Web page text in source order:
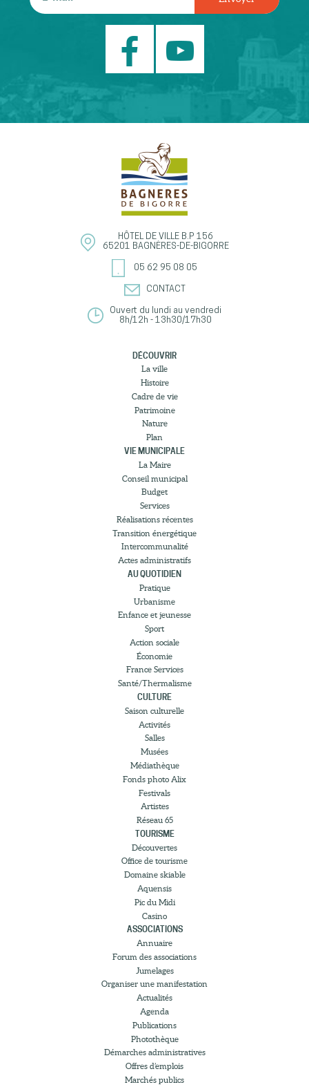
HÔTEL DE VILLE B.P 156
65201 BAGNÈRES-DE-BIGORRE
05 62 95 08 05
CONTACT
Ouvert du lundi au vendredi
8h/12h - 13h30/17h30
DÉCOUVRIR
La ville
Histoire
Cadre de vie
Patrimoine
Nature
Plan
VIE MUNICIPALE
La Maire
Conseil municipal
Budget
Services
Réalisations récentes
Transition énergétique
Intercommunalité
Actes administratifs
AU QUOTIDIEN
Pratique
Urbanisme
Enfance et jeunesse
Sport
Action sociale
Économie
France Services
Santé/Thermalisme
CULTURE
Saison culturelle
Activités
Salles
Musées
Médiathèque
Fonds photo Alix
Festivals
Artistes
Réseau 65
TOURISME
Découvertes
Office de tourisme
Domaine skiable
Aquensis
Pic du Midi
Casino
ASSOCIATIONS
Annuaire
Forum des associations
Jumelages
Organiser une manifestation
Actualités
Agenda
Publications
Photothèque
Démarches administratives
Offres d’emplois
Marchés publics